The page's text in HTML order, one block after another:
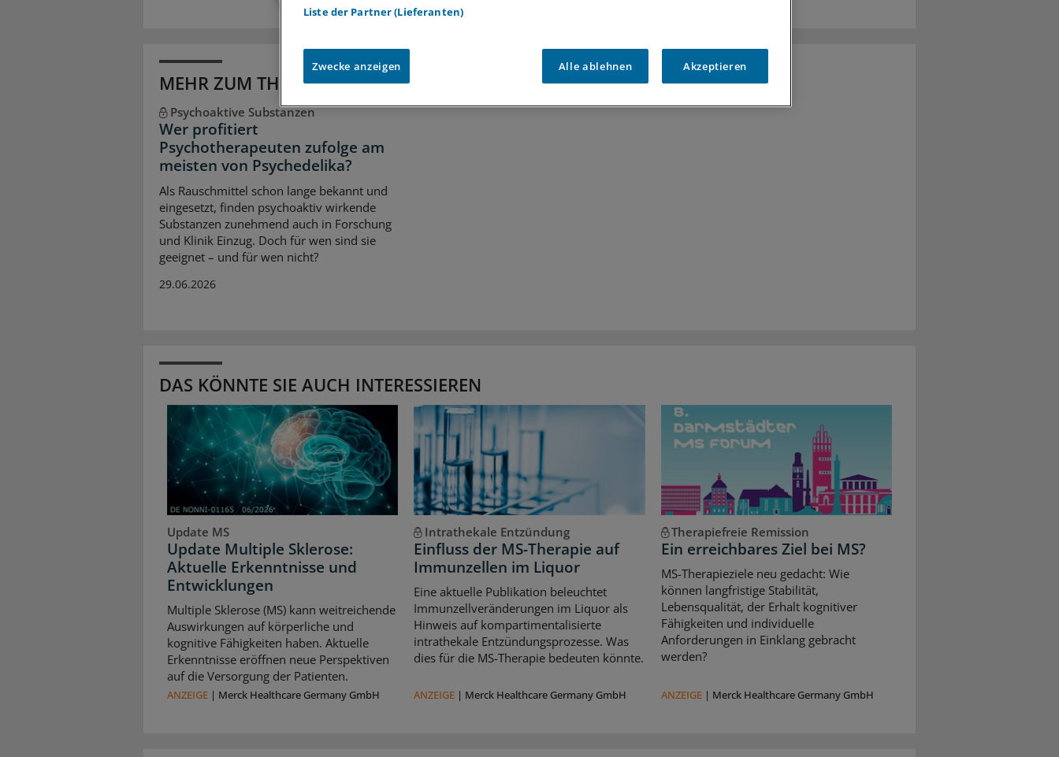
MEHR ZUM THEMA
Psychoaktive Substanzen
Wer profitiert
Psychotherapeuten zufolge am
meisten von Psychedelika?
Als Rauschmittel schon lange bekannt und
eingesetzt, finden psychoaktiv wirkende
Substanzen zunehmend auch in Forschung
und Klinik Einzug. Doch für wen sind sie
geeignet – und für wen nicht?
29.06.2026
DAS KÖNNTE SIE AUCH INTERESSIEREN
Update MS
Update Multiple Sklerose:
Aktuelle Erkenntnisse und
Entwicklungen
Multiple Sklerose (MS) kann weitreichende
Auswirkungen auf körperliche und
kognitive Fähigkeiten haben. Aktuelle
Erkenntnisse eröffnen neue Perspektiven
auf die Versorgung der Patienten.
ANZEIGE | Merck Healthcare Germany GmbH
Intrathekale Entzündung
Einfluss der MS-Therapie auf
Immunzellen im Liquor
Eine aktuelle Publikation beleuchtet
Immunzellveränderungen im Liquor als
Hinweis auf kompartimentalisierte
intrathekale Entzündungsprozesse. Was
dies für die MS-Therapie bedeuten könnte.
ANZEIGE | Merck Healthcare Germany GmbH
Therapiefreie Remission
Ein erreichbares Ziel bei MS?
MS-Therapieziele neu gedacht: Wie
können langfristige Stabilität,
Lebensqualität, der Erhalt kognitiver
Fähigkeiten und individuelle
Anforderungen in Einklang gebracht
werden?
ANZEIGE| Merck Healthcare Germany GmbH
Liste der Partner (Lieferanten)
Zwecke anzeigen Alle ablehnen Akzeptieren